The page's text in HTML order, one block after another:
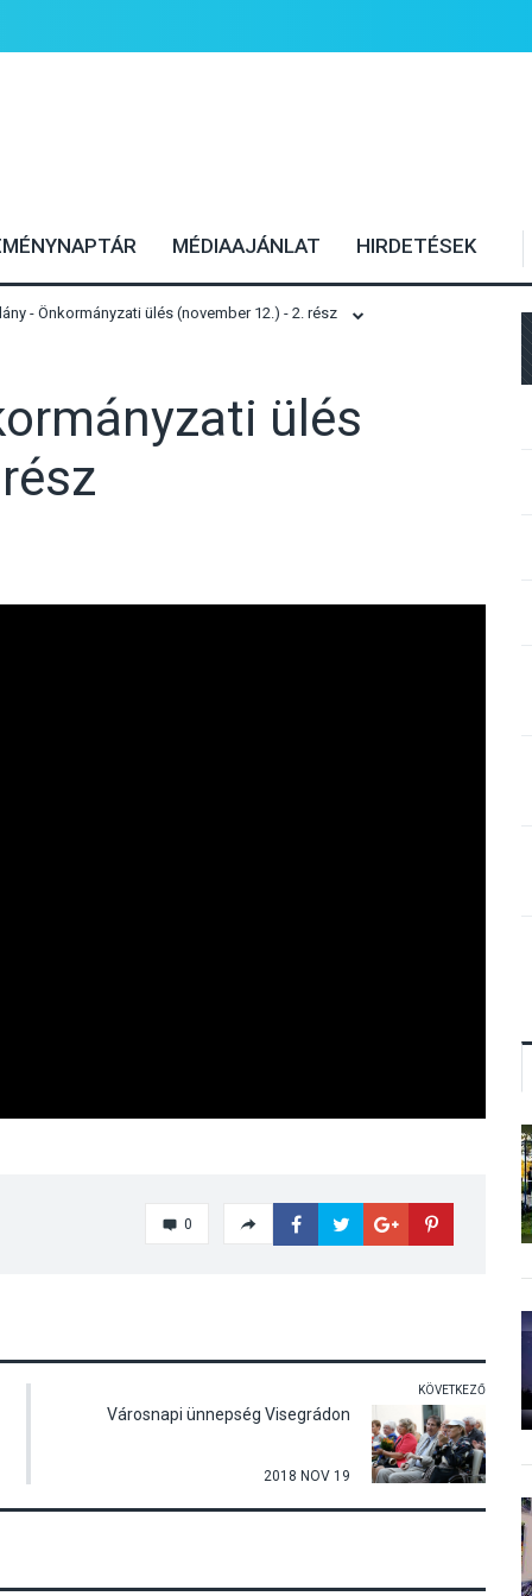
MÉDIAAJÁNLAT HIRDETÉSEK
- Önkormányzati ülés (november 12.) - 2. rész
ülés
0
KÖVETKEZŐ
Városnapi ünnepség Visegrádon
2018 NOV 19